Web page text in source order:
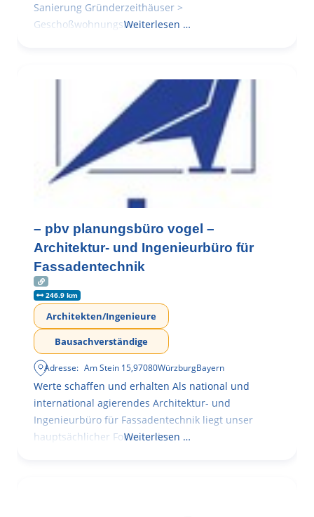
Sanierung Gründerzeithäuser >
GeschoßwohnungsbauWeiterlesen …
– pbv planungsbüro vogel –
Architektur- und Ingenieurbüro für
Fassadentechnik
246.9 km
Architekten/Ingenieure
Bausachverständige
Adresse: Am Stein 15,97080WürzburgBayern
Werte schaffen und erhalten Als national und
international agierendes Architektur- und
Ingenieurbüro für Fassadentechnik liegt unser
hauptsächlicher Fokus in der
Weiterlesen …